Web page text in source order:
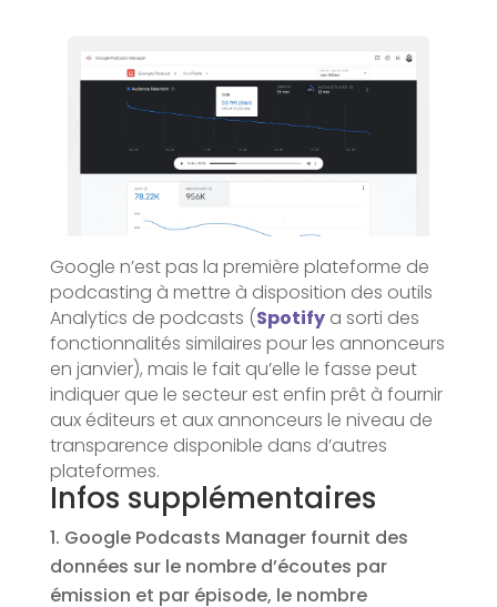
Google n’est pas la première plateforme de
podcasting à mettre à disposition des outils
Analytics de podcasts (Spotifya sorti des
fonctionnalités similaires pour les annonceurs
en janvier), mais le fait qu’elle le fasse peut
indiquer que le secteur est enfin prêt à fournir
aux éditeurs et aux annonceurs le niveau de
transparence disponible dans d’autres
plateformes.
Infos supplémentaires
Google Podcasts Manager fournit des
données sur le nombre d’écoutes par
émission et par épisode, le nombre